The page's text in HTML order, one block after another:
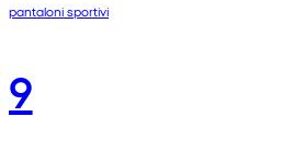
pantaloni sportivi
9